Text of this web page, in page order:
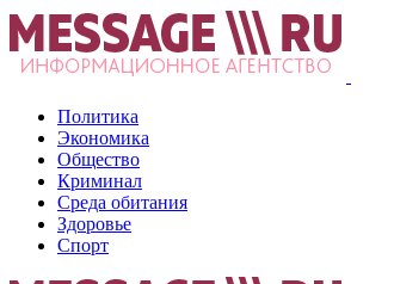
Политика
Экономика
Общество
Криминал
Среда обитания
Здоровье
Спорт